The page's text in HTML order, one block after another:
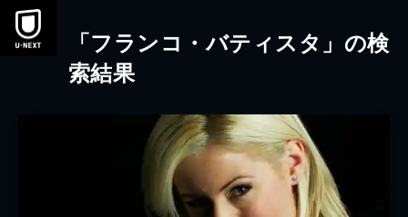
本文へスキップ
「フランコ・バティスタ」の検
索結果